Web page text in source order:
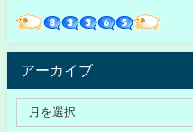
アーカイブ